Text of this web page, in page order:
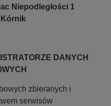
Niepodległości 1
Kórnik
DANYCH
zbieranych i
serwisów